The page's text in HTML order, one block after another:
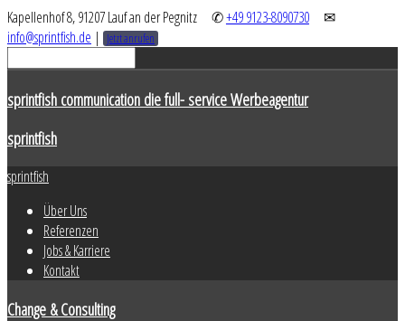
Kapellenhof 8, 91207 Lauf an der Pegnitz ✆+49 9123-8090730
✉
info@sprintfish.de | Jetzt anrufen
sprintfish communication die full- service Werbeagentur
sprintfish
sprintfish
Über Uns
Referenzen
Jobs & Karriere
Kontakt
Change & Consulting